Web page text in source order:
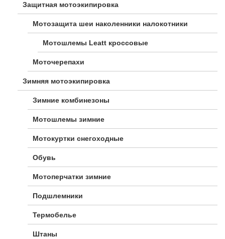
Защитная мотоэкипировка
Мотозащита шеи наколенники налокотники
Мотошлемы Leatt кроссовые
Моточерепахи
Зимняя мотоэкипировка
Зимние комбинезоны
Мотошлемы зимние
Мотокуртки снегоходные
Обувь
Мотоперчатки зимние
Подшлемники
Термобелье
Штаны